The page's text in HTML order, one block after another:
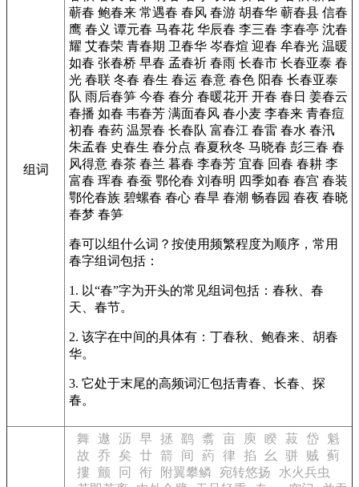
组词
蕲春 鲍春来 常遇春 春风 春游 胡春华 蕲春县 信春
鹰 春义 谭元春 马春花 华辰春 李三春 李春亭 沈春
耀 艾春荣 青春期 卫春华 岑春煊 迎春 牟春光 温暖
如春 张春桥 早春 孟春祈 春雨 长春市 长春亚泰 春
光 春联 冬春 春生 春运 春意 春色 阳春 长春亚泰
队 雨后春笋 今春 春分 春暖花开 开春 春日 姜春云
春播 如春 韦春芳 满面春风 春小麦 李春来 青春痘
初春 春药 温景春 长春队 富春江 春雷 春水 春汛
朱孟春 史春生 春分点 春夏秋冬 马晓春 彭三春 春
风得意 春茶 春兰 暮春 李春芳 宜春 回春 春耕 李
富春 珲春 春蚕 鄂伦春 刘春明 四季如春 春宫 春装
鄂伦春族 碧螺春 春心 春旱 春潮 畅春园 春夜 春晓
春梦 春笋
春可以组什么词？按使用频繁程度为顺序，常用
春字组词包括：
1. 以“春”字为开头的常见组词包括：春秋、春
天、春节。
2. 该字在中间的具体有：丁春秋、鲍春来、胡春
华。
3. 它处于末尾的高频词汇包括青春、长春、探
春。
舞 遨 沥 早 拯 鹞 翥 亩 庾 睽 菽 岱
魁
故
乔 矣 廿 箭 间 葯 律 掐 幺 骈 贼
蓟
摟 颤 冋 衔 附翼攀鳞 宛转悠扬
水火兵虫